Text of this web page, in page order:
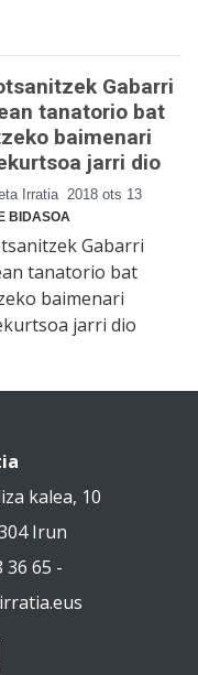
Gabarri
tanatorio bat
baimenari
jarri dio
Irratia 2018 ots 13
BIDASOA
Gabarri
tanatorio bat
baimenari
jarri dio
kalea, 10
Irun
36 65 -